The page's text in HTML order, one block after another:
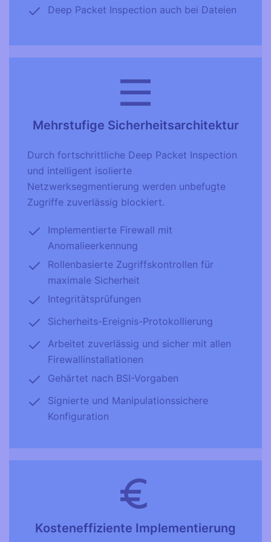
Deep Packet Inspection auch bei Dateien
Mehrstufige Sicherheitsarchitektur
Durch fortschrittliche Deep Packet Inspection
und intelligent isolierte
Netzwerksegmentierung werden unbefugte
Zugriffe zuverlässig blockiert.
Implementierte Firewall mit
Anomalieerkennung
Rollenbasierte Zugriffskontrollen für
maximale Sicherheit
Integritätsprüfungen
Sicherheits-Ereignis-Protokollierung
Arbeitet zuverlässig und sicher mit allen
Firewallinstallationen
Gehärtet nach BSI-Vorgaben
Signierte und Manipulationssichere
Konfiguration
Kosteneffiziente Implementierung